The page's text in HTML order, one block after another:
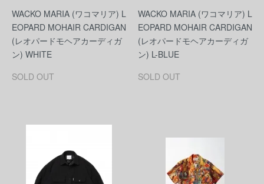
WACKO MARIA (ワコマリア) L
EOPARD MOHAIR CARDIGAN
(レオパードモヘアカーディガ
ン) WHITE
SOLD OUT
WACKO MARIA (ワコマリア) L
EOPARD MOHAIR CARDIGAN
(レオパードモヘアカーディガ
ン) L-BLUE
SOLD OUT